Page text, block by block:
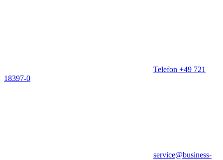
Telefon +49 721
18397-0
service@business-